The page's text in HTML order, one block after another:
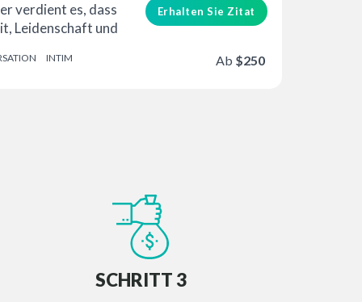
verdient es, dass
Leidenschaft und
INTIM
Erhalten Sie Zitat
Ab $250
SCHRITT 3